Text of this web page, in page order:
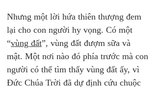
Nhưng một lời hứa thiên thượng đem
lại cho con người hy vọng. Có một
“vùng đất”, vùng đất đượm sữa và
mật. Một nơi nào đó phía trước mà con
người có thể tìm thấy vùng đất ấy, vì
Đức Chúa Trời đã dự định cứu chuộc